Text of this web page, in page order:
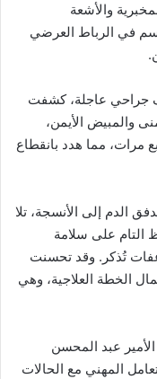
والأشعة
تبيّن وجود كتلة بحجم 10×10 سم في الرباط العرضي
جراحي عاجلة، كشفت
والمبيض الأيمن،
مرات، مما هدد بانقطاع
الدم إلى الأنسجة، تلا
على سلامة
تُذكر. وقد تحسنت
الخطة العلاجية، وهي
عبد المحسن
المهني مع الحالات